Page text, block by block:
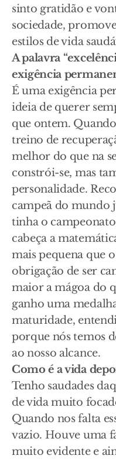
sinto gratidão e
sociedade,
estilos de vida
A palavra
exigência
É uma exigência
ideia de querer
que ontem.
treino de
melhor do que na
constrói-se, mas
personalidade.
campeã do mundo
tinha o
cabeça a
mais pequena que
obrigação de ser
maior a mágoa do
ganho uma
maturidade,
porque nós temos
ao nosso alcance.
Como é a vida
Tenho saudades
de vida muito
Quando nos falta
vazio. Houve uma
muito evidente e